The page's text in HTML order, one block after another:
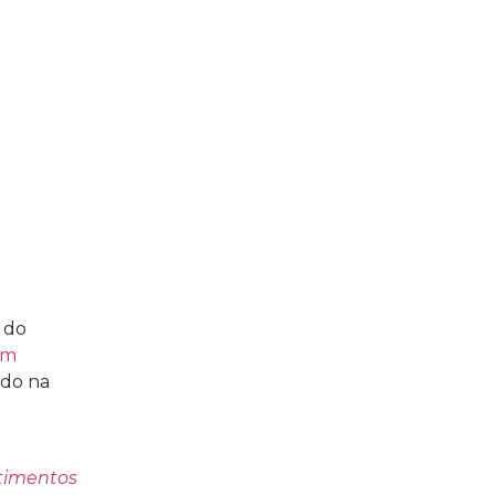
do
na